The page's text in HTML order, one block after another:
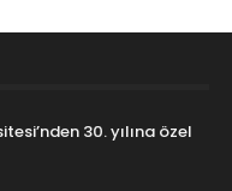
30. yılına özel